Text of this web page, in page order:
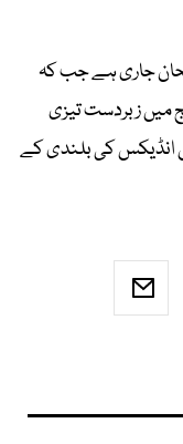
جاری ہے جب کہ
میں زبردست تیزی
انڈیکس کی بلندی کے